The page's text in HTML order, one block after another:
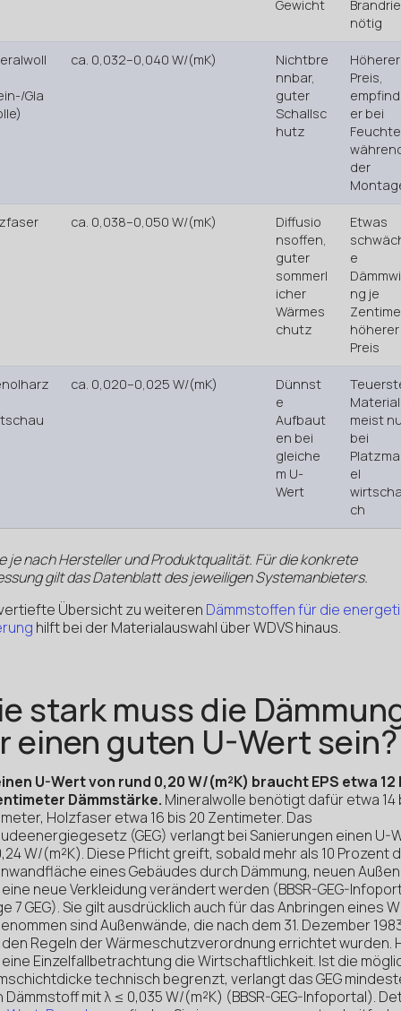
Gewicht
nötig
Gla
ca. 0,032–0,040 W/(mK)
Nichtbre
nnbar,
guter
Schallsc
hutz
Höherer
Preis,
er bei
Feuchte
der
ca. 0,038–0,050 W/(mK)
Diffusio
nsoffen,
guter
sommerl
icher
Wärmes
chutz
Etwas
e
ng je
höherer
Preis
ca. 0,020–0,025 W/(mK)
Dünnst
e
Aufbaut
en bei
gleiche
m U-
Wert
meist
bei
el
ch
je nach Hersteller und Produktqualität. Für die konkrete
gilt das Datenblatt des jeweiligen Systemanbieters.
Übersicht zu weiteren Dämmstoffen für die
hilft bei der Materialauswahl über WDVS hinaus.
stark muss die
einen guten U-Wert sein?
U-Wert von rund 0,20 W/(m²K) braucht EPS etwa 12
Dämmstärke. Mineralwolle benötigt dafür etwa 14
Holzfaser etwa 16 bis 20 Zentimeter. Das
(GEG) verlangt bei Sanierungen einen U-
W/(m²K). Diese Pflicht greift, sobald mehr als 10 Prozent
eines Gebäudes durch Dämmung, neuen
neue Verkleidung verändert werden (BBSR-GEG-
7 GEG). Sie gilt ausdrücklich auch für das Anbringen eines
sind Außenwände, die nach dem 31. Dezember
Regeln der Wärmeschutzverordnung errichtet wurden.
Einzelfallbetrachtung die Wirtschaftlichkeit. Ist die
technisch begrenzt, verlangt das GEG
Dämmstoff mit λ ≤ 0,035 W/(m²K) (BBSR-GEG-Infoportal).